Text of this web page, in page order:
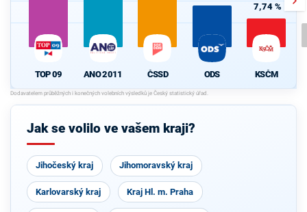
TOP 09 ANO 2011 ČSSD ODS
7,74 %
KSČM
Jak se volilo ve vašem kraji?
Jihočeský kraj Jihomoravský kraj
Karlovarský kraj Kraj Hl. m. Praha